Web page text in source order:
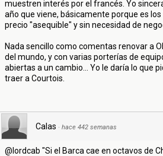
muestren interés por el francés. Yo
año que viene, básicamente porque es
precio "asequible" y sin necesidad de
Nada sencillo como comentas renovar a
del mundo, y con varias porterías de
abiertas a un cambio... Yo le daría lo que
traer a Courtois.
Calas · hace 442 semanas
@lordcab "Si el Barca cae en octavos de